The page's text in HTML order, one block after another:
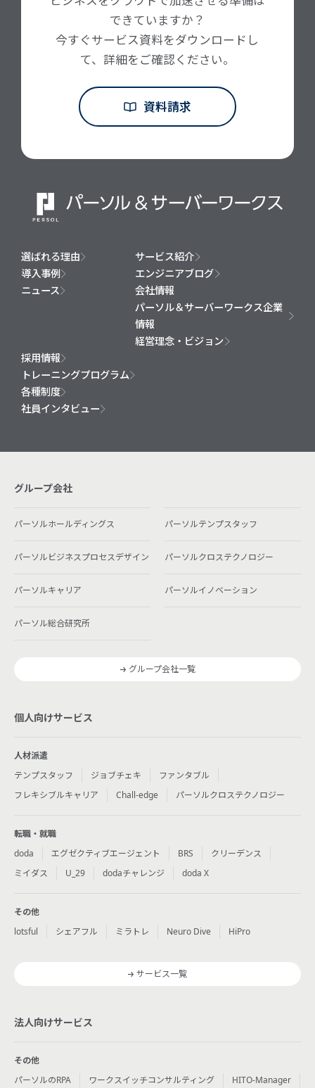
できていますか？
今すぐサービス資料をダウンロードし
て、詳細をご確認ください。
資料請求
選ばれる理由
サービス紹介
導入事例
エンジニアブログ
ニュース
会社情報
パーソル＆サーバーワークス企業
情報
経営理念・ビジョン
採用情報
トレーニングプログラム
各種制度
社員インタビュー
グループ会社
パーソルホールディングス パーソルテンプスタッフ
パーソルビジネスプロセスデザイン パーソルクロステクノロジー
パーソルキャリア パーソルイノベーション
パーソル総合研究所
グループ会社一覧
個人向けサービス
人材派遣
テンプスタッフ
ジョブチェキ
ファンタブル
フレキシブルキャリア
Chall-edge パーソルクロステクノロジー
転職・就職
doda
エグゼクティブエージェント BRS
クリーデンス
ミイダス
U_29 dodaチャレンジ doda X
その他
lotsful
シェアフル ミラトレ Neuro Dive HiPro
サービス一覧
法人向けサービス
その他
パーソルのRPA
ワークスイッチコンサルティング HITO-Manager